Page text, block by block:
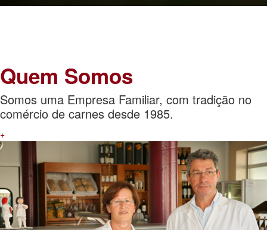
Quem Somos
Somos uma Empresa Familiar, com tradição no
comércio de carnes desde 1985.
+